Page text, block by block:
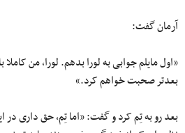
آرمان گفت:
«اول مایلم جوابی به لورا بدهم. لورا، من
بعدتر صحبت خواهم کرد.»
بعد رو به تِم کرد و گفت: «اما تِم، حق داری